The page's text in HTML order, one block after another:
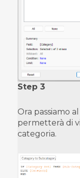
Step 3
Ora passiamo
permetterà di
categoria.